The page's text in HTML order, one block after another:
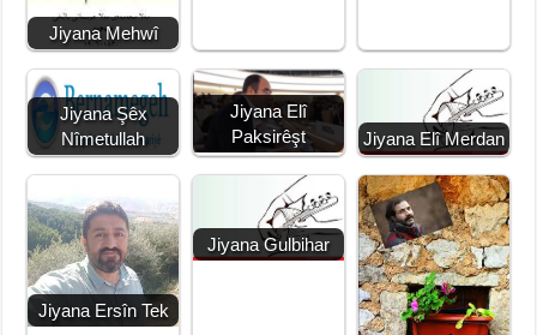
Jiyana Mehwî
Jiyana Şêx
Nîmetullah
Jiyana Elî
Paksirêşt
Jiyana Elî Merdan
Jiyana Ersîn Tek
Jiyana Gulbihar